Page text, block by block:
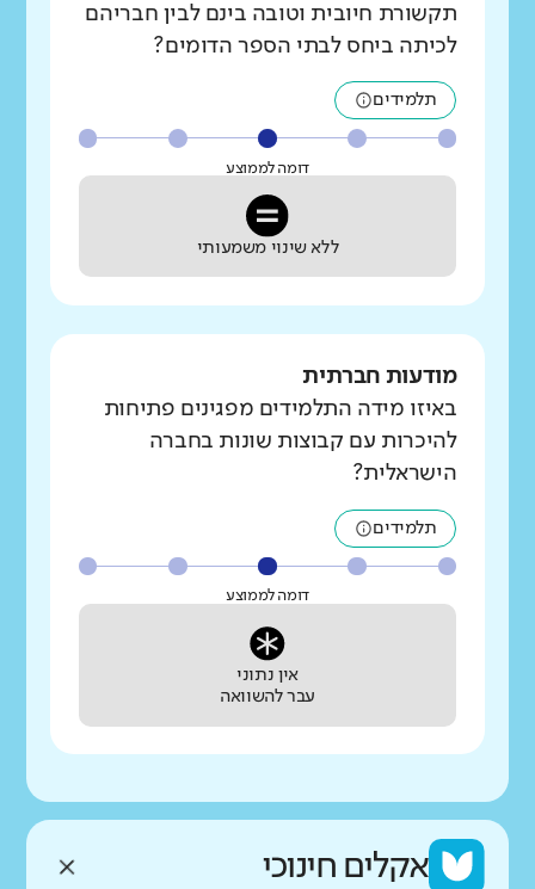
תקשורת חיובית וטובה בינם לבין חבריהם
לכיתה ביחס לבתי הספר הדומים?
תלמידים
דומה לממוצע
ללא שינוי משמעותי
מודעות חברתית
באיזו מידה התלמידים מפגינים פתיחות
להיכרות עם קבוצות שונות בחברה
הישראלית?
תלמידים
דומה לממוצע
אין נתוני
עבר להשוואה
אקלים חינוכי